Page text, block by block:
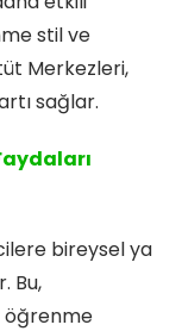
stil ve
Merkezleri,
sağlar.
bireysel ya
Bu,
öğrenme